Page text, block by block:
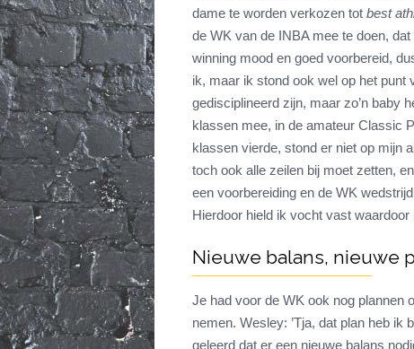
dame te worden verkozen tot best
de WK van de INBA mee te doen,
winning mood en goed voorbereid,
ik, maar ik stond ook wel op het punt
gedisciplineerd zijn, maar zo’n baby
klassen mee, in de amateur Classic
klassen vierde, stond er niet op mijn
toch ook alle zeilen bij moet zetten,
een voorbereiding en de WK
Hierdoor hield ik vocht vast
Nieuwe balans, nieuwe
Je had voor de WK ook nog plannen
nemen. Wesley: ’Tja, dat plan heb ik
geleerd dat er een nieuwe balans